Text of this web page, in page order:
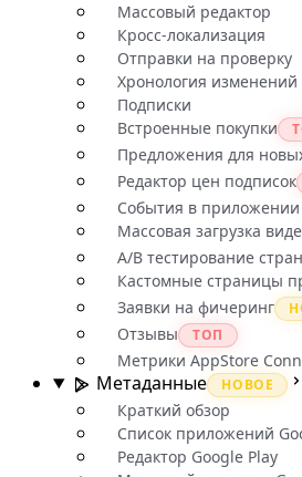
Массовый редактор
Кросс-локализация
Отправки на проверку
Хронология изменений
Подписки
Встроенные покупки
Предложения для
Редактор цен подписок
События в приложении
Массовая загрузка
A/B тестирование
Кастомные страницы
Заявки на фичеринг
Отзывы ТОП
Метрики AppStore
Метаданные НОВОЕ
Краткий обзор
Список приложений
Редактор Google Play